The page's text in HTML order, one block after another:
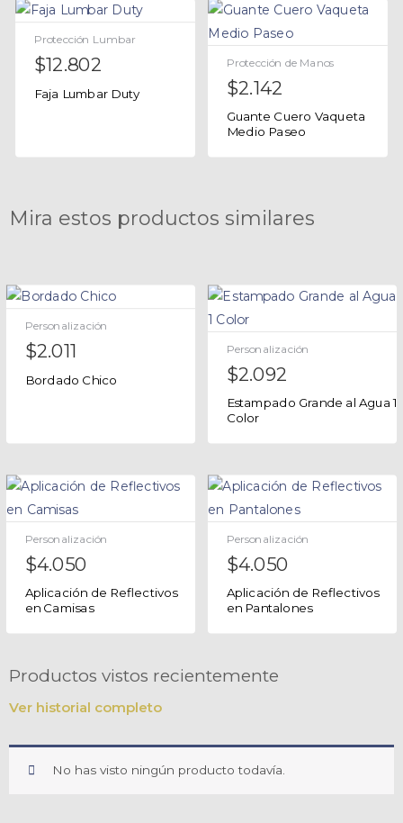
Protección Lumbar
$12.802
Faja Lumbar Duty
Protección de Manos
$2.142
Guante Cuero Vaqueta
Medio Paseo
Mira estos productos similares
Personalización
$2.011
Bordado Chico
Personalización
$2.092
Estampado Grande al Agua 1
Color
Personalización
$4.050
Aplicación de Reflectivos
en Camisas
Personalización
$4.050
Aplicación de Reflectivos
en Pantalones
Productos vistos recientemente
Ver historial completo
No has visto ningún producto todavía.